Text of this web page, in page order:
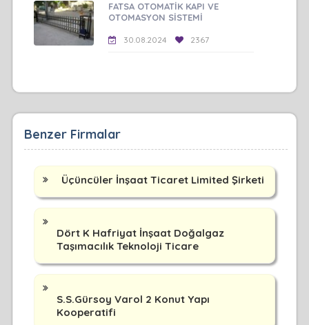
FATSA OTOMATİK KAPI VE
OTOMASYON SİSTEMİ
30.08.2024 2367
Benzer Firmalar
Üçüncüler İnşaat Ticaret Limited Şirketi
Dört K Hafriyat İnşaat Doğalgaz
Taşımacılık Teknoloji Ticare
S.S.Gürsoy Varol 2 Konut Yapı
Kooperatifi